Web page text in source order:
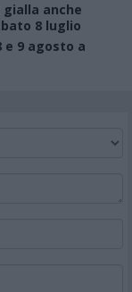
anche
8 luglio
e 9 agosto a